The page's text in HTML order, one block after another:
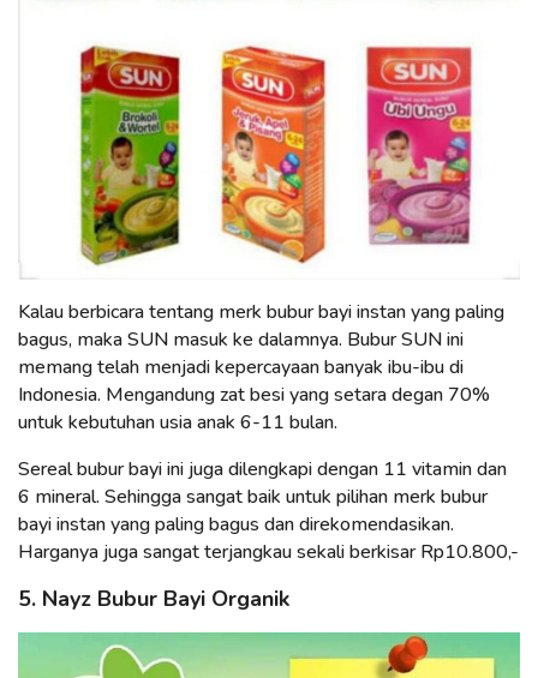
Kalau berbicara tentang merk bubur bayi instan yang paling
bagus, maka SUN masuk ke dalamnya. Bubur SUN ini
memang telah menjadi kepercayaan banyak ibu-ibu di
Indonesia. Mengandung zat besi yang setara degan 70%
untuk kebutuhan usia anak 6-11 bulan.
Sereal bubur bayi ini juga dilengkapi dengan 11 vitamin dan
6 mineral. Sehingga sangat baik untuk pilihan merk bubur
bayi instan yang paling bagus dan direkomendasikan.
Harganya juga sangat terjangkau sekali berkisar Rp10.800,-
5. Nayz Bubur Bayi Organik